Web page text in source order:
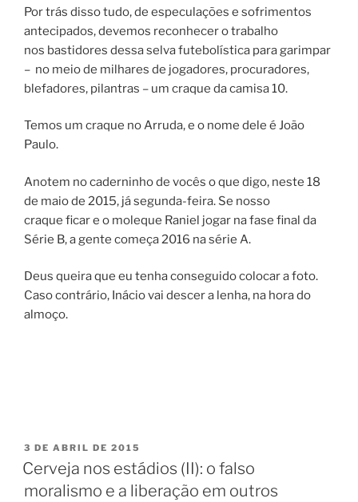
Por trás disso tudo, de especulações e sofrimentos
antecipados, devemos reconhecer o trabalho
nos bastidores dessa selva futebolística para garimpar
– no meio de milhares de jogadores, procuradores,
blefadores, pilantras – um craque da camisa 10.
Temos um craque no Arruda, e o nome dele é João
Paulo.
Anotem no caderninho de vocês o que digo, neste 18
de maio de 2015, já segunda-feira. Se nosso
craque ficar e o moleque Raniel jogar na fase final da
Série B, a gente começa 2016 na série A.
Deus queira que eu tenha conseguido colocar a foto.
Caso contrário, Inácio vai descer a lenha, na hora do
almoço.
PUBLICADO
EM
3 DE ABRIL DE 2015
Cerveja nos estádios (II): o falso
moralismo e a liberação em outros